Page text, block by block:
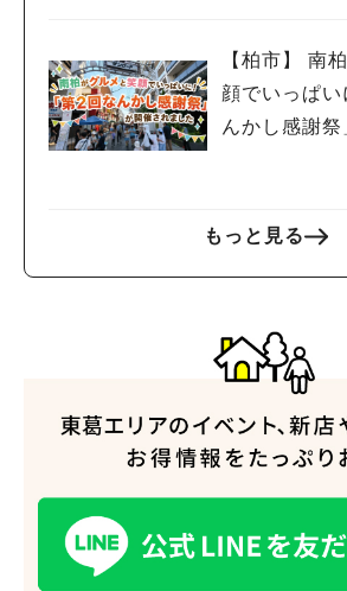
【柏市】 南
顔でいっぱ
んかし感謝
もっと見る
#ショッピング
#イベント
#公園 #教えたい／教えて投稿記事
#教えたい/こんなの見つけた